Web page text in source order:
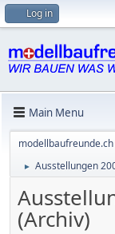
Log in
Main Menu
modellbaufreunde.ch
► Ausstellungen
(Archiv)